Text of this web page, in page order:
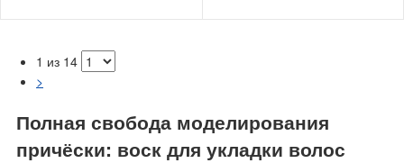
1 из 14
>
Полная свобода моделирования
причёски: воск для укладки волос